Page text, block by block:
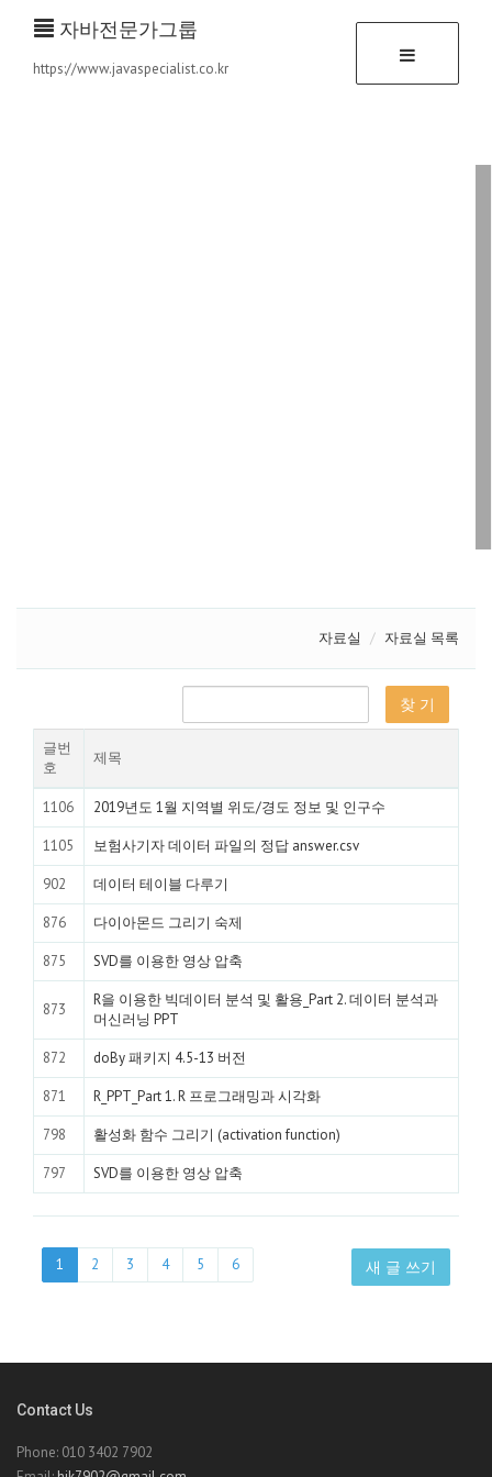
자바전문가그룹
https://www.javaspecialist.co.kr
자료실 자료실 목록
글번
호
제목
1106 2019년도 1월 지역별 위도/경도 정보 및 인구수
1105 보험사기자 데이터 파일의 정답 answer.csv
902 데이터 테이블 다루기
876 다이아몬드 그리기 숙제
875 SVD를 이용한 영상 압축
873
R을 이용한 빅데이터 분석 및 활용_Part 2. 데이터 분석과
머신러닝 PPT
872 doBy 패키지 4.5-13 버전
871 R_PPT_Part 1. R 프로그래밍과 시각화
798 활성화 함수 그리기 (activation function)
797 SVD를 이용한 영상 압축
1 2 3 4 5 6 새 글 쓰기
Contact Us
Phone: 010 3402 7902